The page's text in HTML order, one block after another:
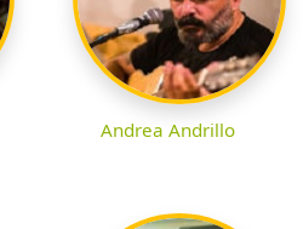
Andrea Andrillo